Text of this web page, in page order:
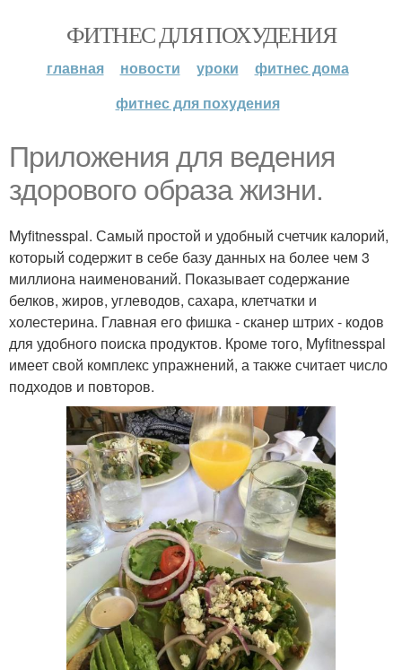
ФИТНЕС ДЛЯ ПОХУДЕНИЯ
главная новости уроки
фитнес дома
фитнес для похудения
Приложения для ведения
здорового образа жизни.
Myfitnesspal. Самый простой и удобный счетчик калорий,
который содержит в себе базу данных на более чем 3
миллиона наименований. Показывает содержание
белков, жиров, углеводов, сахара, клетчатки и
холестерина. Главная его фишка - сканер штрих - кодов
для удобного поиска продуктов. Кроме того, Myfitnesspal
имеет свой комплекс упражнений, а также считает число
подходов и повторов.